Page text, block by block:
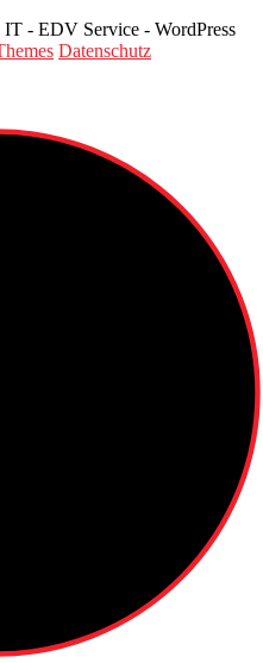
- EDV Service - WordPress
Datenschutz